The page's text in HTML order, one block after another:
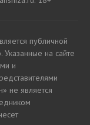
публичной
на сайте
и
не является